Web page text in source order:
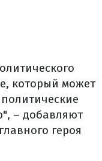
который может
– добавляют
героя